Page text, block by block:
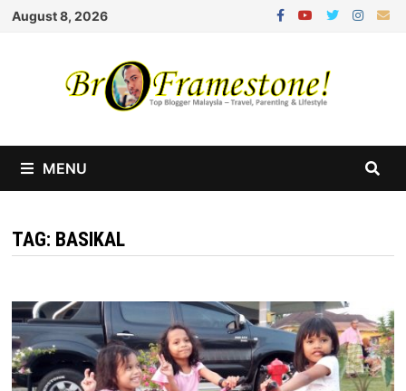
Skip
August 8, 2026
MENU
TAG: BASIKAL